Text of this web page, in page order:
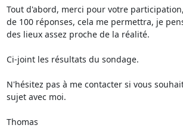
Tout d'abord, merci pour votre
de 100 réponses, cela me permettra, je
des lieux assez proche de la réalité.
Ci-joint les résultats du sondage.
N'hésitez pas à me contacter si vous
sujet avec moi.
Thomas